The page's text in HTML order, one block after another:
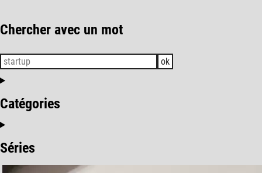
Chercher avec un mot
ok
Catégories
Séries